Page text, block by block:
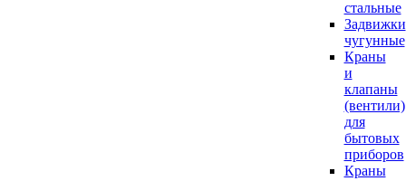
стальные
Задвижки
чугунные
Краны
и
клапаны
(вентили)
для
бытовых
приборов
Краны